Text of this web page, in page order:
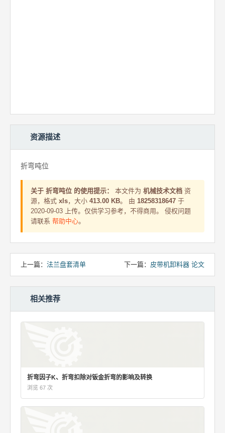
资源描述
折弯吨位
关于 折弯吨位 的使用提示： 本文件为 机械技术文档 资
源，格式 xls，大小 413.00 KB。 由 18258318647 于
2020-09-03 上传。仅供学习参考，不得商用。 侵权问题
请联系 帮助中心。
上一篇： 法兰盘套清单 下一篇： 皮带机卸料器 论文
相关推荐
折弯因子K、折弯扣除对钣金折弯的影响及转换
浏览 67 次